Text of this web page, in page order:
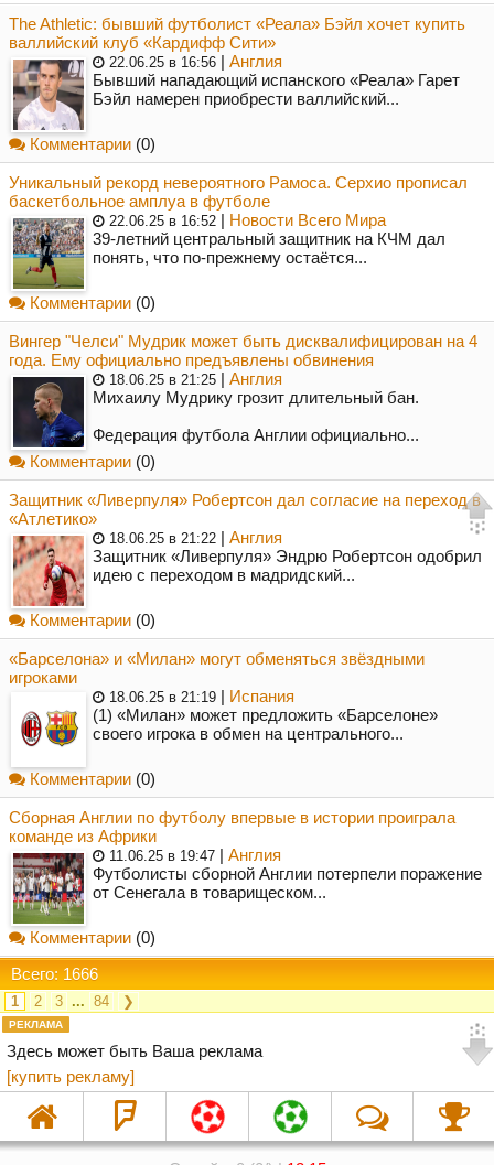
The Athletic: бывший футболист «Реала» Бэйл хочет купить
валлийский клуб «Кардифф Сити»
22.06.25 в 16:56 | Англия
Бывший нападающий испанского «Реала» Гарет
Бэйл намерен приобрести валлийский...
Комментарии (0)
Уникальный рекорд невероятного Рамоса. Серхио прописал
баскетбольное амплуа в футболе
22.06.25 в 16:52 | Новости Всего Мира
39-летний центральный защитник на КЧМ дал
понять, что по-прежнему остаётся...
Комментарии (0)
Вингер "Челси" Мудрик может быть дисквалифицирован на 4
года. Ему официально предъявлены обвинения
18.06.25 в 21:25 | Англия
Михаилу Мудрику грозит длительный бан.
Федерация футбола Англии официально...
Комментарии (0)
Защитник «Ливерпуля» Робертсон дал согласие на переход в
«Атлетико»
18.06.25 в 21:22 | Англия
Защитник «Ливерпуля» Эндрю Робертсон одобрил
идею с переходом в мадридский...
Комментарии (0)
«Барселона» и «Милан» могут обменяться звёздными
игроками
18.06.25 в 21:19 | Испания
(1) «Милан» может предложить «Барселоне»
своего игрока в обмен на центрального...
Комментарии (0)
Сборная Англии по футболу впервые в истории проиграла
команде из Африки
11.06.25 в 19:47 | Англия
Футболисты сборной Англии потерпели поражение
от Сенегала в товарищеском...
Комментарии (0)
Всего: 1666
1 2 3 ... 84 ❯
РЕКЛАМА
Здесь может быть Ваша реклама
[купить рекламу]